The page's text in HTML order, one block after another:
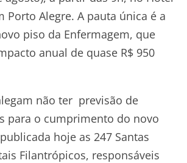
Porto Alegre. A pauta única é a
piso da Enfermagem, que
anual de quase R$ 950
não ter previsão de
para o cumprimento do novo
hoje as 247 Santas
Filantrópicos, responsáveis